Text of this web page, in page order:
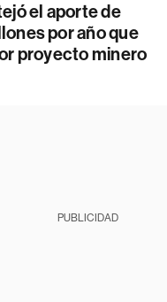
el aporte de
por año que
proyecto minero
PUBLICIDAD